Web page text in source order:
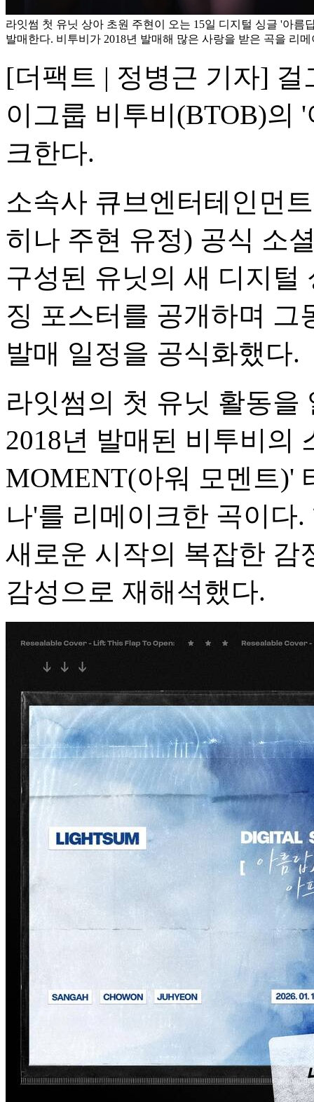
라잇썸 첫 유닛 상아 초원 주현이 오는 15일 디지털 싱글 '아름
발매한다. 비투비가 2018년 발매해 많은 사랑을 받은 곡을 리
[더팩트 | 정병근 기자]
이그룹 비투비(BTOB)의
크한다.
소속사 큐브엔터테인먼
히나 주현 유정) 공식 소
구성된 유닛의 새 디지털
징 포스터를 공개하며 그
발매 일정을 공식화했다.
라잇썸의 첫 유닛 활동을
2018년 발매된 비투비의
MOMENT(아워 모멘트)'
나'를 리메이크한 곡이다
새로운 시작의 복잡한 감
감성으로 재해석했다.